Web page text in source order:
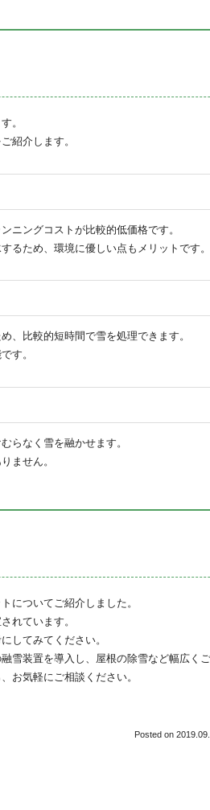
。
紹介します。
ニングコストが比較的低価格です。
るため、環境に優しい点もメリットです。
、比較的短時間で雪を処理できます。
す。
らなく雪を融かせます。
ません。
についてご紹介しました。
れています。
してみてください。
雪装置を導入し、屋根の除雪など幅広く
お気軽にご相談ください。
Posted on